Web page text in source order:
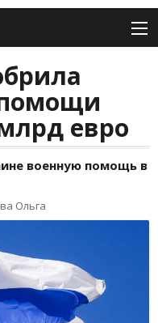
евро
военную помощь в
Ольга